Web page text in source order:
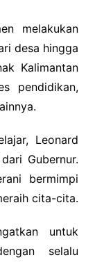
melakukan
desa hingga
Kalimantan
pendidikan,
Leonard
Gubernur.
bermimpi
cita-cita.
untuk
selalu